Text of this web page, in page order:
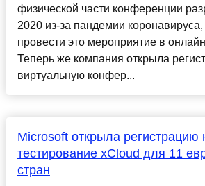
физической части конференции
2020 из-за пандемии
провести это мероприятие в
Теперь же компания открыла
виртуальную конфер...
Microsoft открыла регистрацию
тестирование xCloud для 11
стран